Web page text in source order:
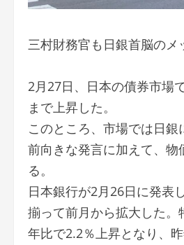
三村財務官も日銀首脳のメ
2月27日、日本の債券市場
まで上昇した。
このところ、市場では日
前向きな発言に加えて、
る。
日本銀行が2月26日に発表
揃って前月から拡大した
年比で2.2％上昇となり、